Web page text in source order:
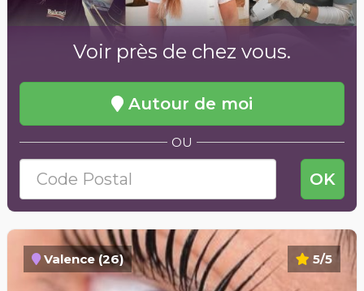
Voir près de chez vous.
Autour de moi
OU
OK
5/5
Valence (26)